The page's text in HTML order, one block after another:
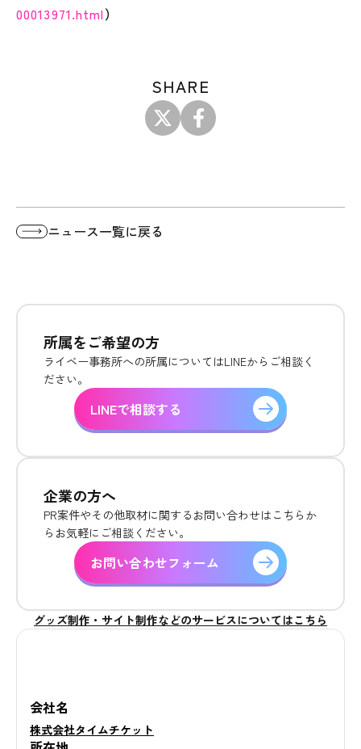
00013971.html ）
SHARE
ニュース一覧に戻る
所属をご希望の方
ライベー事務所への所属についてはLINEからご相談く
ださい。
LINEで相談する
企業の方へ
PR案件やその他取材に関するお問い合わせはこちらか
らお気軽にご相談ください。
お問い合わせフォーム
グッズ制作・サイト制作などのサービスについてはこちら
会社名
株式会社タイムチケット